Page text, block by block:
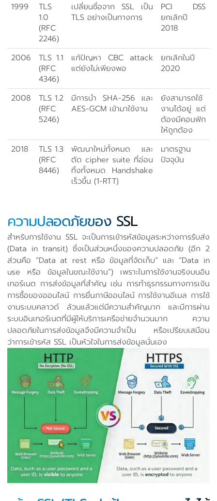
1999
TLS
1.0
(RFC
2246)
เปลี่ยนชื่อจาก SSL เป็น
TLS อย่างเป็นทางการ
PCI DSS
ยกเลิกปี
2018
2006
TLS 1.1
(RFC
4346)
แก้ปัญหา CBC attack
แต่ยังไม่เพียงพอ
ยกเลิกในปี
2020
2008
TLS 1.2
(RFC
5246)
มีการนำ SHA-256 และ
AES-GCM เข้ามาใช้งาน
ยังสามารถใช้
งานได้อยู่ แต่
ต้องมีคอนฟิก
ให้ถูกต้อง
2018
TLS 1.3
(RFC
8446)
พัฒนาใหม่ทั้งหมด และ
ตัด cipher suite ที่อ่อน
ทิ้งทั้งหมด Handshake
เร็วขึ้น (1-RTT)
มาตรฐาน
ปัจจุบัน
ความปลอดภัยของ SSL
สำหรับการใช้งาน SSL จะเป็นการเข้ารหัสข้อมูลระหว่างการรับส่ง
(Data in transit) ซึ่งเป็นส่วนหนึ่งของความปลอดภัย (อีก 2
ส่วนคือ “Data at rest หรือ ข้อมูลที่จัดเก็บ” และ “Data in
use หรือ ข้อมูลในขณะใช้งาน”) เพราะในการใช้งานจริงบนอิน
เทอร์เนต การส่งข้อมูลที่สำคัญ เช่น การทำธุรกรรมทางการเงิน
การซื้อของออนไลน์ การยื่นภาษีออนไลน์ การใช้งานอีเมล การใช้
งานระบบคลาวด์ ล้วนแล้วแต่มีความสำคัญมาก และมีการผ่าน
ระบบอินเทอร์เนตที่มีผู้ให้บริการเครือข่ายจำนวนมาก ความ
ปลอดภัยในการส่งข้อมูลจึงมีความจำเป็น หรือเปรียบเสมือน
ว่าการเข้ารหัส SSL เป็นหัวใจในการส่งข้อมูลนั่นเอง